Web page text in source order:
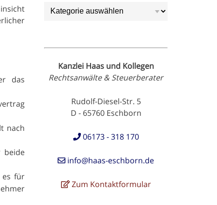
das
nach
beide
es für
Kategorien
Kanzlei Haas und Kollegen
Rechtsanwälte & Steuerberater
Rudolf-Diesel-Str. 5
D - 65760 Eschborn
06173 - 318 170
info@haas-eschborn.de
Zum Kontaktformular